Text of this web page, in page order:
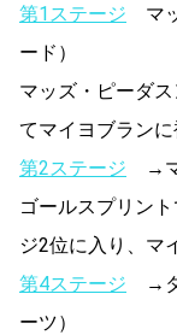
第1ステージ マ
ード）
マッズ・ピーダ
てマイヨブランに
第2ステージ →マ
ゴールスプリン
ジ2位に入り、マ
第4ステージ →タ
ーツ）